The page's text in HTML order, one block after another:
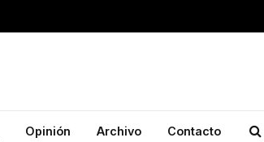
Opinión Archivo Contacto